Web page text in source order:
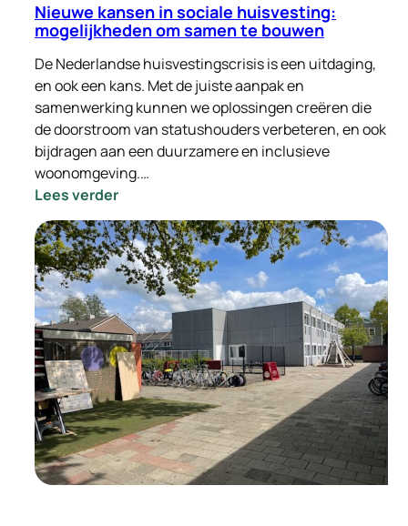
Nieuwe kansen in sociale huisvesting:
mogelijkheden om samen te bouwen
De Nederlandse huisvestingscrisis is een uitdaging,
en ook een kans. Met de juiste aanpak en
samenwerking kunnen we oplossingen creëren die
de doorstroom van statushouders verbeteren, en ook
bijdragen aan een duurzamere en inclusieve
woonomgeving.…
Lees verder:
Nieuwe
kansen
in
sociale
huisvesting:
mogelijkheden
om
samen
te
bouwen